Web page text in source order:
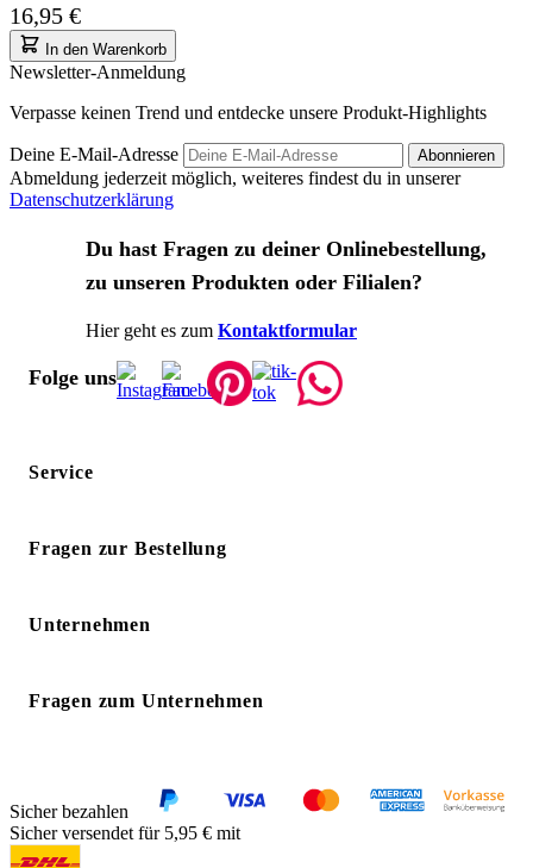
16,95 €
In den Warenkorb
Newsletter-Anmeldung
Verpasse keinen Trend und entdecke unsere Produkt-Highlights
Deine E-Mail-Adresse Abonnieren
Abmeldung jederzeit möglich, weiteres findest du in unserer
Datenschutzerklärung
Du hast Fragen zu deiner Onlinebestellung,
zu unseren Produkten oder Filialen?
Hier geht es zum Kontaktformular
Folge uns
Service
Fragen zur Bestellung
Unternehmen
Fragen zum Unternehmen
Sicher bezahlen
Sicher versendet für 5,95 € mit